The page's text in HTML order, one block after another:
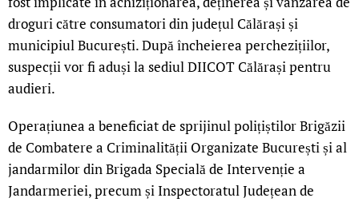
droguri către consumatori din județul Călărași și
municipiul București. După încheierea perchezițiilor,
suspecții vor fi aduși la sediul DIICOT Călărași pentru
audieri.
Operațiunea a beneficiat de sprijinul polițiștilor Brigăzii
de Combatere a Criminalității Organizate București și al
jandarmilor din Brigada Specială de Intervenție a
Jandarmeriei, precum și Inspectoratul Județean de